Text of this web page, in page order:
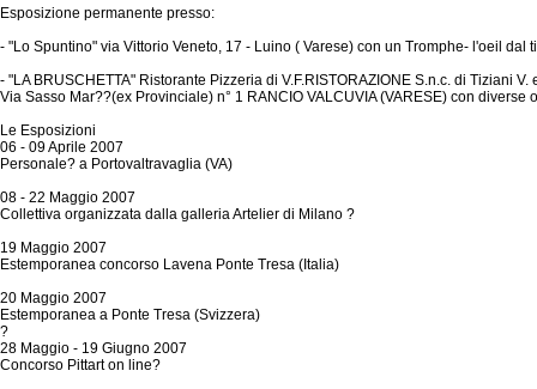
Esposizione permanente presso:
- "Lo Spuntino" via Vittorio Veneto, 17 - Luino ( Varese) con un Tromphe- l'oeil dal
- "LA BRUSCHETTA" Ristorante Pizzeria di V.F.RISTORAZIONE S.n.c. di Tiziani V.
Via Sasso Mar??(ex Provinciale) n° 1 RANCIO VALCUVIA (VARESE) con diverse
Le Esposizioni
06 - 09 Aprile 2007
Personale? a Portovaltravaglia (VA)
08 - 22 Maggio 2007
Collettiva organizzata dalla galleria Artelier di Milano ?
19 Maggio 2007
Estemporanea concorso Lavena Ponte Tresa (Italia)
20 Maggio 2007
Estemporanea a Ponte Tresa (Svizzera)
?
28 Maggio - 19 Giugno 2007
Concorso Pittart on line?